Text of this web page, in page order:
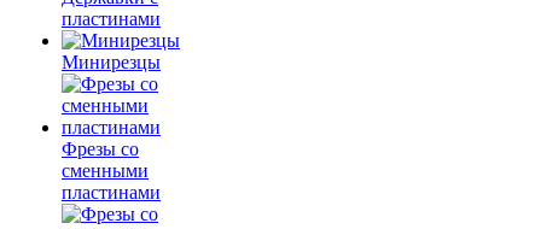
пластинами
Минирезцы
Фрезы со
сменными
пластинами